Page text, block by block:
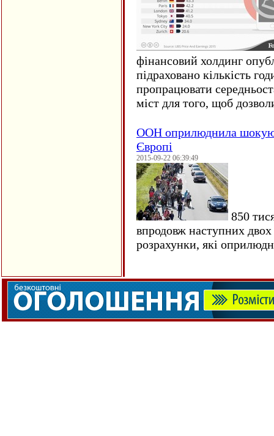
фінансовий холдинг
підраховано кількість
пропрацювати
міст для того, щоб
ООН оприлюднила
Європі
2015-09-22 06:39:49
850
впродовж наступних
розрахунки, які